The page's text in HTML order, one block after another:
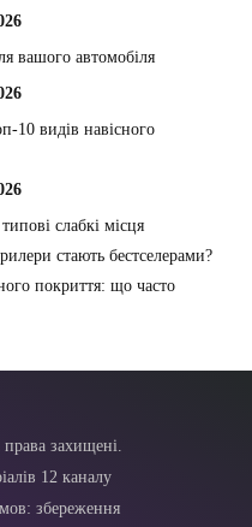
вашого автомобіля
10 видів навісного
слабкі місця
стають бестселерами?
покриття: що часто
захищені.
12 каналу
збереження